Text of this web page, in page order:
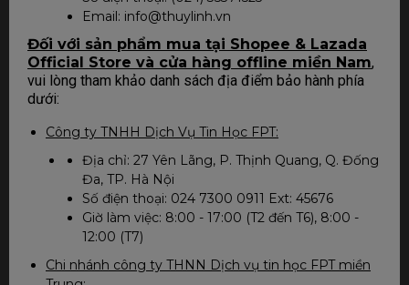
Email: info@thuylinh.vn
Đối với sản phẩm mua tại Shopee & Lazada
Official Store và cửa hàng offline miền Nam,
vui lòng tham khảo danh sách địa điểm bảo hành phía
dưới:
Công ty TNHH Dịch Vụ Tin Học FPT:
Địa chỉ: 27 Yên Lãng, P. Thịnh Quang, Q. Đống
Đa, TP. Hà Nội
Số điện thoại: 024 7300 0911 Ext: 45676
Giờ làm việc: 8:00 - 17:00 (T2 đến T6), 8:00 -
12:00 (T7)
Chi nhánh công ty THNN Dịch vụ tin học FPT miền